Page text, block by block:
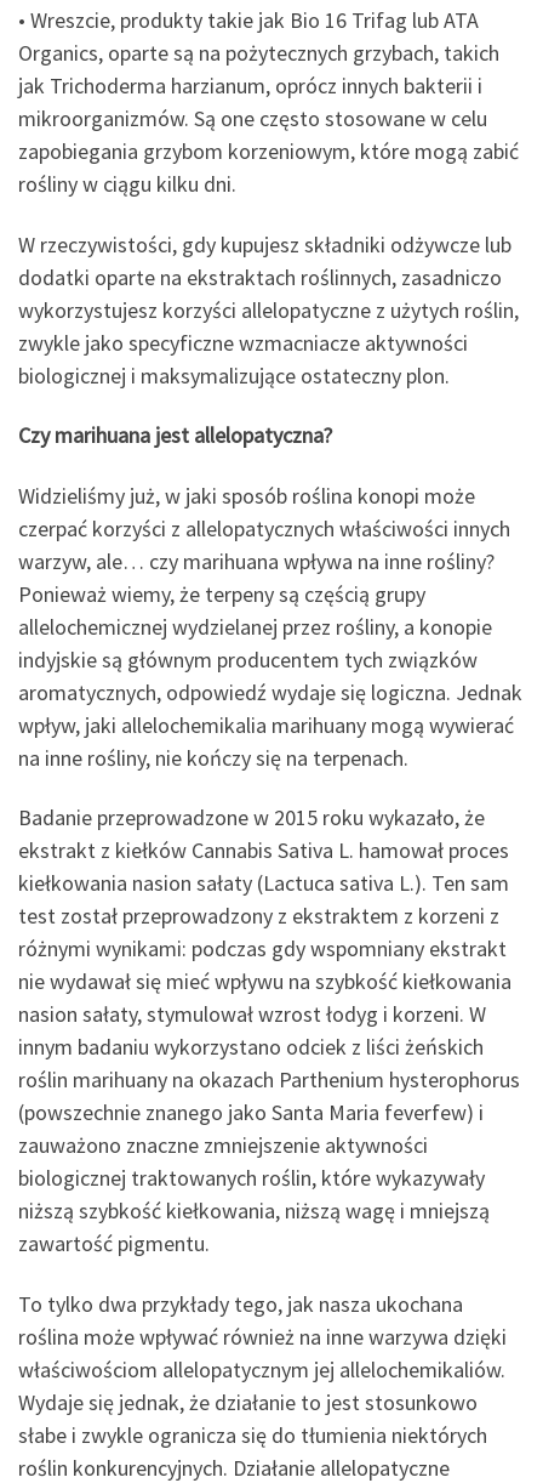
• Wreszcie, produkty takie jak Bio 16 Trifag lub ATA
Organics, oparte są na pożytecznych grzybach, takich
jak Trichoderma harzianum, oprócz innych bakterii i
mikroorganizmów. Są one często stosowane w celu
zapobiegania grzybom korzeniowym, które mogą zabić
rośliny w ciągu kilku dni.
W rzeczywistości, gdy kupujesz składniki odżywcze lub
dodatki oparte na ekstraktach roślinnych, zasadniczo
wykorzystujesz korzyści allelopatyczne z użytych roślin,
zwykle jako specyficzne wzmacniacze aktywności
biologicznej i maksymalizujące ostateczny plon.
Czy marihuana jest allelopatyczna?
Widzieliśmy już, w jaki sposób roślina konopi może
czerpać korzyści z allelopatycznych właściwości innych
warzyw, ale… czy marihuana wpływa na inne rośliny?
Ponieważ wiemy, że terpeny są częścią grupy
allelochemicznej wydzielanej przez rośliny, a konopie
indyjskie są głównym producentem tych związków
aromatycznych, odpowiedź wydaje się logiczna. Jednak
wpływ, jaki allelochemikalia marihuany mogą wywierać
na inne rośliny, nie kończy się na terpenach.
Badanie przeprowadzone w 2015 roku wykazało, że
ekstrakt z kiełków Cannabis Sativa L. hamował proces
kiełkowania nasion sałaty (Lactuca sativa L.). Ten sam
test został przeprowadzony z ekstraktem z korzeni z
różnymi wynikami: podczas gdy wspomniany ekstrakt
nie wydawał się mieć wpływu na szybkość kiełkowania
nasion sałaty, stymulował wzrost łodyg i korzeni. W
innym badaniu wykorzystano odciek z liści żeńskich
roślin marihuany na okazach Parthenium hysterophorus
(powszechnie znanego jako Santa Maria feverfew) i
zauważono znaczne zmniejszenie aktywności
biologicznej traktowanych roślin, które wykazywały
niższą szybkość kiełkowania, niższą wagę i mniejszą
zawartość pigmentu.
To tylko dwa przykłady tego, jak nasza ukochana
roślina może wpływać również na inne warzywa dzięki
właściwościom allelopatycznym jej allelochemikaliów.
Wydaje się jednak, że działanie to jest stosunkowo
słabe i zwykle ogranicza się do tłumienia niektórych
roślin konkurencyjnych. Działanie allelopatyczne